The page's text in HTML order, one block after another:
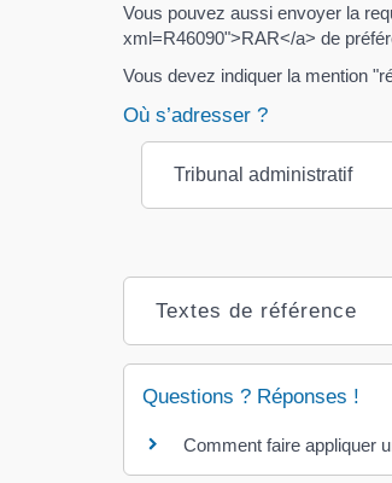
Vous pouvez aussi envoyer la
xml=R46090">RAR</a> de
Vous devez indiquer la mention
Où s’adresser ?
Tribunal administratif
Textes de référence
Questions ? Réponses !
Comment faire appliquer